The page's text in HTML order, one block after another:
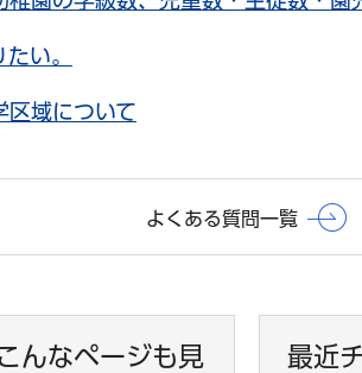
い。
区域について
よくある質問一覧
んなページも見 最近